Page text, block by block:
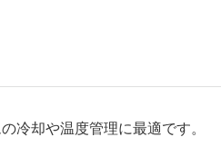
冷却や温度管理に最適です。